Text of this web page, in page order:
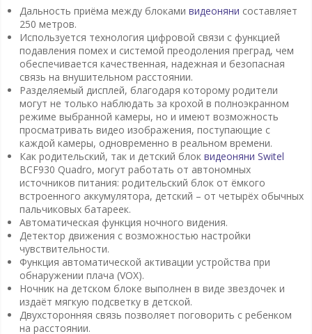
Дальность приёма между блоками видеоняни составляет
250 метров.
Используется технология цифровой связи с функцией
подавления помех и системой преодоления преград, чем
обеспечивается качественная, надежная и безопасная
связь на внушительном расстоянии.
Разделяемый дисплей, благодаря которому родители
могут не только наблюдать за крохой в полноэкранном
режиме выбранной камеры, но и имеют возможность
просматривать видео изображения, поступающие с
каждой камеры, одновременно в реальном времени.
Как родительский, так и детский блок видеоняни Switel
BCF930 Quadro, могут работать от автономных
источников питания: родительский блок от ёмкого
встроенного аккумулятора, детский – от четырёх обычных
пальчиковых батареек.
Автоматическая функция ночного видения.
Детектор движения с возможностью настройки
чувствительности.
Функция автоматической активации устройства при
обнаружении плача (VOX).
Ночник на детском блоке выполнен в виде звездочек и
издаёт мягкую подсветку в детской.
Двухсторонняя связь позволяет поговорить с ребенком
на расстоянии.